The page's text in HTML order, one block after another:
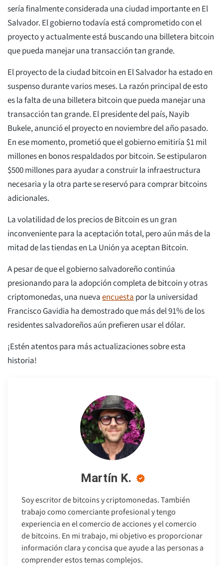
sería finalmente considerada una ciudad importante en El
Salvador. El gobierno todavía está comprometido con el
proyecto y actualmente está buscando una billetera bitcoin
que pueda manejar una transacción tan grande.
El proyecto de la ciudad bitcoin en El Salvador ha estado en
suspenso durante varios meses. La razón principal de esto
es la falta de una billetera bitcoin que pueda manejar una
transacción tan grande. El presidente del país, Nayib
Bukele, anunció el proyecto en noviembre del año pasado.
En ese momento, prometió que el gobierno emitiría $1 mil
millones en bonos respaldados por bitcoin. Se estipularon
$500 millones para ayudar a construir la infraestructura
necesaria y la otra parte se reservó para comprar bitcoins
adicionales.
La volatilidad de los precios de Bitcoin es un gran
inconveniente para la aceptación total, pero aún más de la
mitad de las tiendas en La Unión ya aceptan Bitcoin.
A pesar de que el gobierno salvadoreño continúa
presionando para la adopción completa de bitcoin y otras
criptomonedas, una nuevaencuesta por la universidad
Francisco Gavidia ha demostrado que más del 91% de los
residentes salvadoreños aún prefieren usar el dólar.
¡Estén atentos para más actualizaciones sobre esta
historia!
Martín K.
Soy escritor de bitcoins y criptomonedas. También
trabajo como comerciante profesional y tengo
experiencia en el comercio de acciones y el comercio
de bitcoins. En mi trabajo, mi objetivo es proporcionar
información clara y concisa que ayude a las personas a
comprender estos temas complejos.